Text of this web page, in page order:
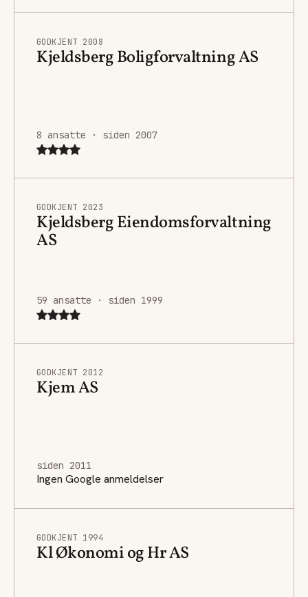
GODKJENT 2008
Kjeldsberg Boligforvaltning AS
8 ansatte · siden 2007
GODKJENT 2023
Kjeldsberg Eiendomsforvaltning
AS
59 ansatte · siden 1999
GODKJENT 2012
Kjem AS
siden 2011
Ingen Google anmeldelser
GODKJENT 1994
Kl Økonomi og Hr AS